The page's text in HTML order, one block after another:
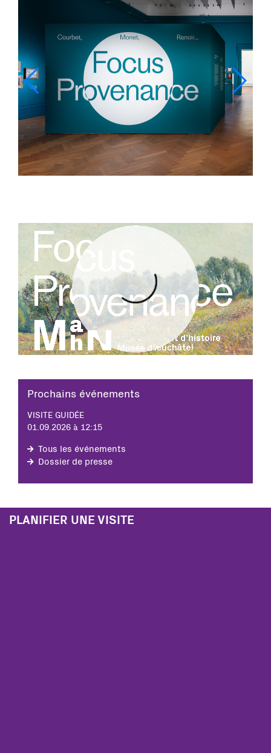
Prochains événements
VISITE GUIDÉE
01.09.2026 à 12:15
Tous les événements
Dossier de presse
PLANIFIER UNE VISITE